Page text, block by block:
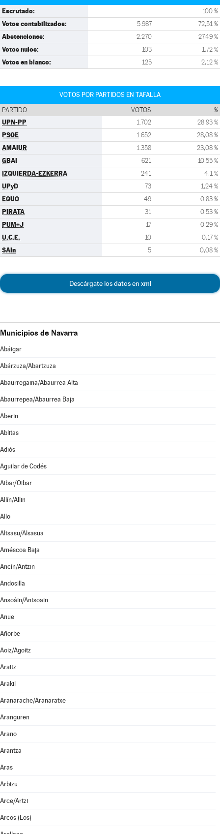
Escrutado: 100 %
Votos contabilizados: 5.987 72,51 %
Abstenciones: 2.270 27,49 %
Votos nulos: 103 1,72 %
Votos en blanco: 125 2,12 %
VOTOS POR PARTIDOS EN TAFALLA
PARTIDO VOTOS %
UPN-PP 1.702 28,93 %
PSOE 1.652 28,08 %
AMAIUR 1.358 23,08 %
GBAI 621 10,55 %
IZQUIERDA-EZKERRA 241 4,1 %
UPyD 73 1,24 %
EQUO 49 0,83 %
PIRATA 31 0,53 %
PUM+J 17 0,29 %
U.C.E. 10 0,17 %
SAIn 5 0,08 %
Descárgate los datos en xml
Municipios de Navarra
Abáigar
Abárzuza/Abartzuza
Abaurregaina/Abaurrea Alta
Abaurrepea/Abaurrea Baja
Aberin
Ablitas
Adiós
Aguilar de Codés
Aibar/Oibar
Allín/Allin
Allo
Altsasu/Alsasua
Améscoa Baja
Ancín/Antzin
Andosilla
Ansoáin/Antsoain
Anue
Añorbe
Aoiz/Agoitz
Araitz
Arakil
Aranarache/Aranaratxe
Aranguren
Arano
Arantza
Aras
Arbizu
Arce/Artzi
Arcos (Los)